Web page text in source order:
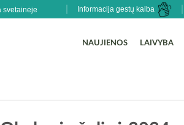
Informacija gestų kalba
NAUJIENOS LAIVYBA